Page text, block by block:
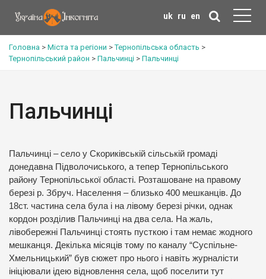
uk ru en
Головна > Міста та регіони >Тернопільська область >
Тернопільський район > Пальчинці > Пальчинці
Пальчинці
Пальчинці – село у Скориківській сільській громаді
донедавна Підволочиського, а тепер Тернопільського
району Тернопільської області. Розташоване на правому
березі р. Збруч. Населення – близько 400 мешканців. До
18ст. частина села була і на лівому березі річки, однак
кордон розділив Пальчинці на два села. На жаль,
лівобережні Пальчинці стоять пусткою і там немає жодного
мешканця. Декілька місяців тому по каналу “Суспільне-
Хмельницький” був сюжет про нього і навіть журналісти
ініціювали ідею відновлення села, щоб поселити тут